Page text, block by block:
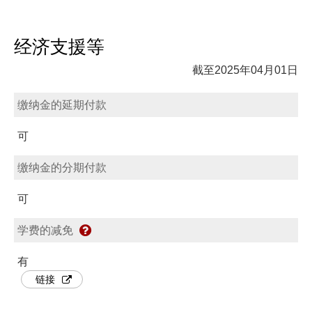
经济支援等
截至2025年04月01日
缴纳金的延期付款
可
缴纳金的分期付款
可
学费的减免
有
链接